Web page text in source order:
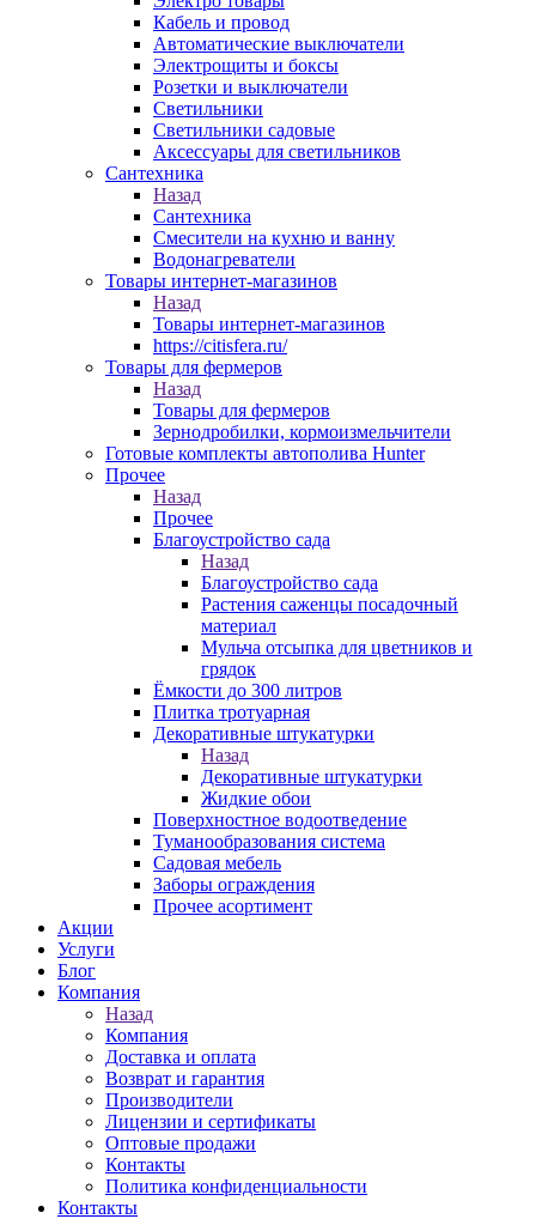
Кабель и провод
Автоматические выключатели
Электрощиты и боксы
Розетки и выключатели
Светильники
Светильники садовые
Аксессуары для светильников
Сантехника
Назад
Сантехника
Смесители на кухню и ванну
Водонагреватели
Товары интернет-магазинов
Назад
Товары интернет-магазинов
https://citisfera.ru/
Товары для фермеров
Назад
Товары для фермеров
Зернодробилки, кормоизмельчители
Готовые комплекты автополива Hunter
Прочее
Назад
Прочее
Благоустройство сада
Назад
Благоустройство сада
Растения саженцы посадочный
материал
Мульча отсыпка для цветников и
грядок
Ёмкости до 300 литров
Плитка тротуарная
Декоративные штукатурки
Назад
Декоративные штукатурки
Жидкие обои
Поверхностное водоотведение
Туманообразования система
Садовая мебель
Заборы ограждения
Прочее асортимент
Акции
Услуги
Блог
Компания
Назад
Компания
Доставка и оплата
Возврат и гарантия
Производители
Лицензии и сертификаты
Оптовые продажи
Контакты
Политика конфиденциальности
Контакты